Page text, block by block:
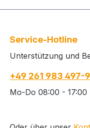
Service-Hotline
Unterstützung und
+49 261 983 497-
Mo-Do 08:00 -